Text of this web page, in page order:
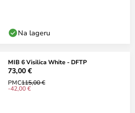
Na lageru
MIB 6 Visilica White - DFTP
73,00 €
PMC115,00 €
-42,00 €